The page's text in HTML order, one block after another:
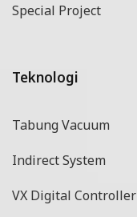
Special Project
Teknologi
Tabung Vacuum
Indirect System
VX Digital Controller